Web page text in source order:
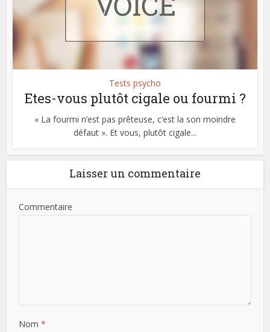
Tests psycho
Etes-vous plutôt cigale ou fourmi ?
« La fourmi n’est pas prêteuse, c’est la son moindre
défaut ». Et vous, plutôt cigale...
Laisser un commentaire
Commentaire
Nom*